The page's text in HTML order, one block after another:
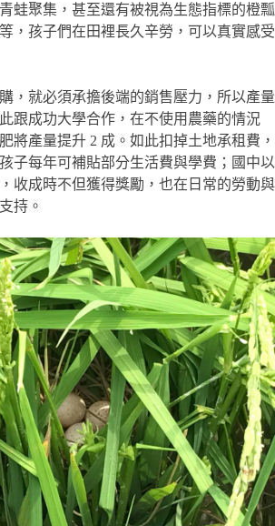
蛙聚集，甚至還有被視為生態指標的橙瓢
，孩子們在田裡長久辛勞，可以真實感受
，就必須承擔後端的銷售壓力，所以產量
跟成功大學合作，在不使用農藥的情況
將產量提升 2 成。如此扣掉土地承租費，
子每年可補貼部分生活費與學費；國中以
收成時不但獲得獎勵，也在日常的勞動與
持。